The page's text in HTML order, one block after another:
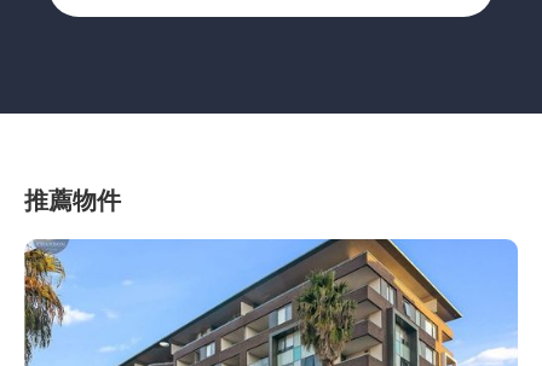
推薦物件